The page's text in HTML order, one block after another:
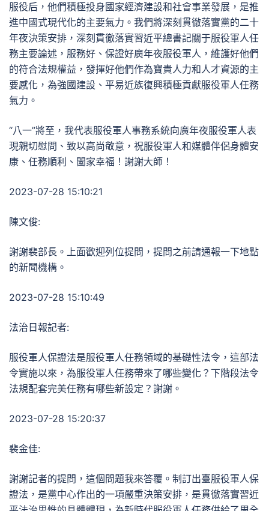
服役后，他們積極投身國家經濟建設和社會事業發展，是推
進中國式現代化的主要氣力。我們將深刻貫徹落實黨的二十
年夜決策安排，深刻貫徹落實習近平總書記關于服役軍人任
務主要論述，服務好、保證好廣年夜服役軍人，維護好他們
的符合法規權益，發揮好他們作為寶貴人力和人才資源的主
要感化，為強國建設、平易近族復興積極貢獻服役軍人任務
氣力。
“八一”將至，我代表服役軍人事務系統向廣年夜服役軍人表
現親切慰問、致以高尚敬意，祝服役軍人和媒體伴侶身體安
康、任務順利、闔家幸福！謝謝大師！
2023-07-28 15:10:21
陳文俊:
謝謝裴部長。上面歡迎列位提問，提問之前請通報一下地點
的新聞機構。
2023-07-28 15:10:49
法治日報記者:
服役軍人保證法是服役軍人任務領域的基礎性法令，這部法
令實施以來，為服役軍人任務帶來了哪些變化？下階段法令
法規配套完美任務有哪些新設定？謝謝。
2023-07-28 15:20:37
裴金佳:
謝謝記者的提問，這個問題我來答覆。制訂出臺服役軍人保
證法，是黨中心作出的一項嚴重決策安排，是貫徹落實習近